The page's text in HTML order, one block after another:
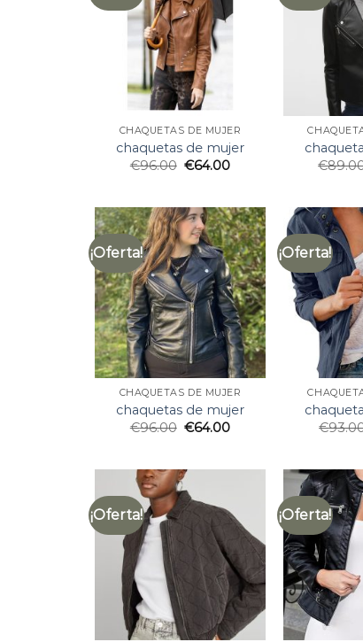
CHAQUETAS DE MUJER
chaquetas de mujer
€96.00 €64.00
€
¡Oferta!
CHAQUETAS DE MUJER
chaquetas de mujer
€96.00 €64.00
¡Oferta!
€
¡Oferta! ¡Oferta!